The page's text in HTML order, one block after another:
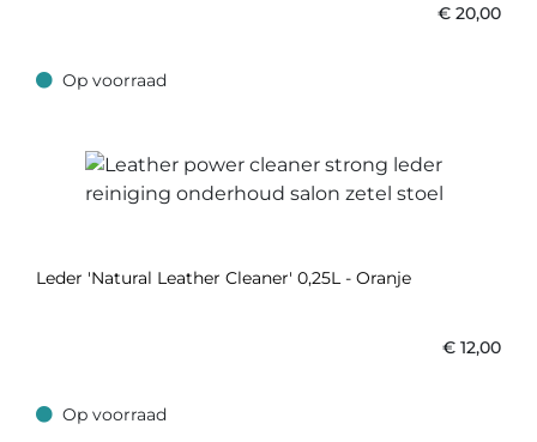
€ 20,00
Op voorraad
Op voorraad
Leder 'Natural Leather Cleaner' 0,25L - Oranje
€ 12,00
Op voorraad
Op voorraad